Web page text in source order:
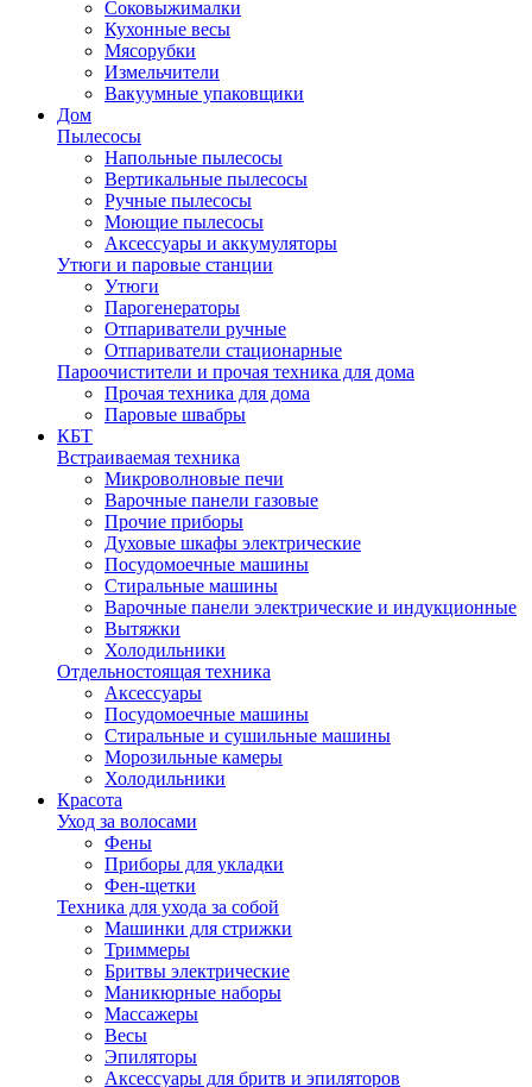
Соковыжималки
Кухонные весы
Мясорубки
Измельчители
Вакуумные упаковщики
Дом
Пылесосы
Напольные пылесосы
Вертикальные пылесосы
Ручные пылесосы
Моющие пылесосы
Аксессуары и аккумуляторы
Утюги и паровые станции
Утюги
Парогенераторы
Отпариватели ручные
Отпариватели стационарные
Пароочистители и прочая техника для дома
Прочая техника для дома
Паровые швабры
КБТ
Встраиваемая техника
Микроволновые печи
Варочные панели газовые
Прочие приборы
Духовые шкафы электрические
Посудомоечные машины
Стиральные машины
Варочные панели электрические и индукционные
Вытяжки
Холодильники
Отдельностоящая техника
Аксессуары
Посудомоечные машины
Стиральные и сушильные машины
Морозильные камеры
Холодильники
Красота
Уход за волосами
Фены
Приборы для укладки
Фен-щетки
Техника для ухода за собой
Машинки для стрижки
Триммеры
Бритвы электрические
Маникюрные наборы
Массажеры
Весы
Эпиляторы
Аксессуары для бритв и эпиляторов